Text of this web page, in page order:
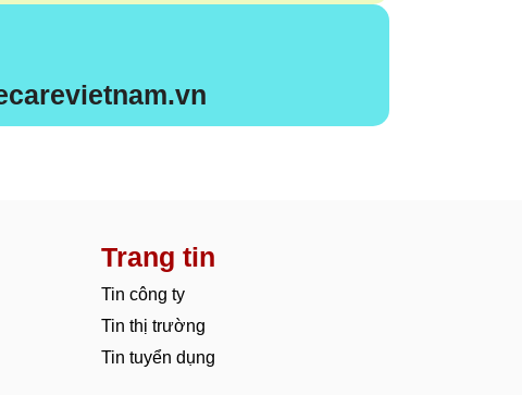
Trang tin
Tin công ty
Tin thị trường
Tin tuyển dụng